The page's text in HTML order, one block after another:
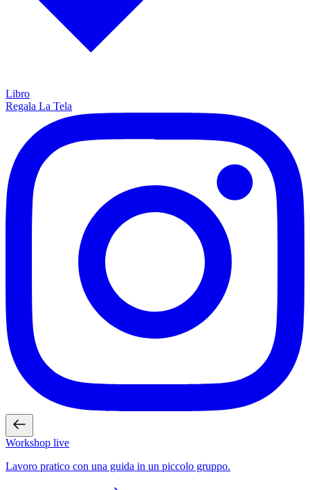
Libro
Regala La Tela
Workshop live
Lavoro pratico con una guida in un piccolo gruppo.